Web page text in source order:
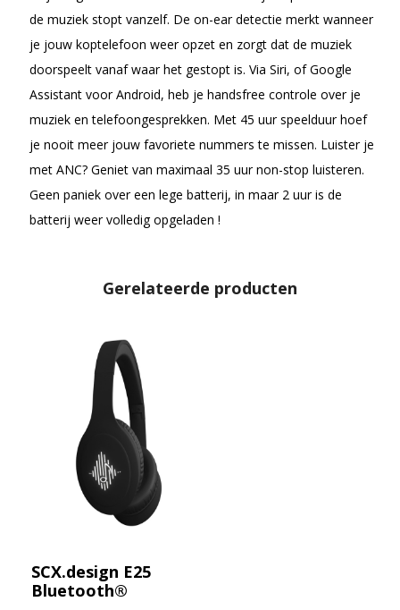
de muziek stopt vanzelf. De on-ear detectie merkt wanneer
je jouw koptelefoon weer opzet en zorgt dat de muziek
doorspeelt vanaf waar het gestopt is. Via Siri, of Google
Assistant voor Android, heb je handsfree controle over je
muziek en telefoongesprekken. Met 45 uur speelduur hoef
je nooit meer jouw favoriete nummers te missen. Luister je
met ANC? Geniet van maximaal 35 uur non-stop luisteren.
Geen paniek over een lege batterij, in maar 2 uur is de
batterij weer volledig opgeladen !
Gerelateerde producten
SCX.design E25
Bluetooth®